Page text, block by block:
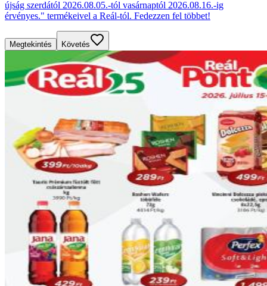
újság szerdától 2026.08.05.-tól vasárnaptól 2026.08.16.-ig
érvényes." termékeivel a Reál-tól. Fedezzen fel többet!
Megtekintés Követés